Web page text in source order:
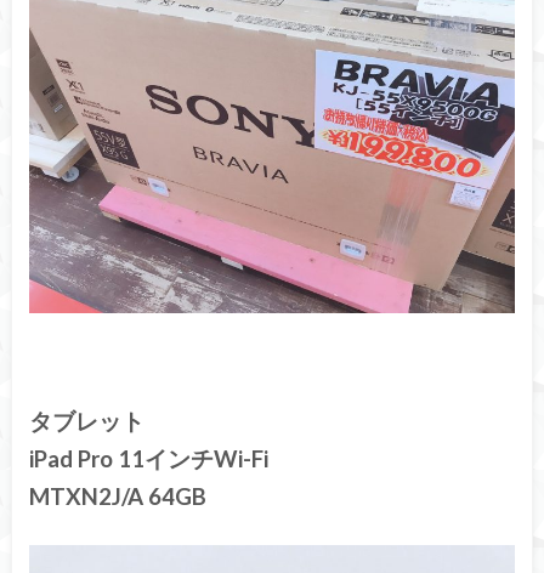
タブレット
iPad Pro 11インチWi-Fi
MTXN2J/A 64GB